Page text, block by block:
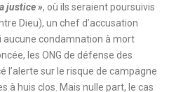
justice », où ils seraient poursuivis
Dieu), un chef d’accusation
aucune condamnation à mort
les ONG de défense des
l’alerte sur le risque de campagne
à huis clos. Mais nulle part, le cas